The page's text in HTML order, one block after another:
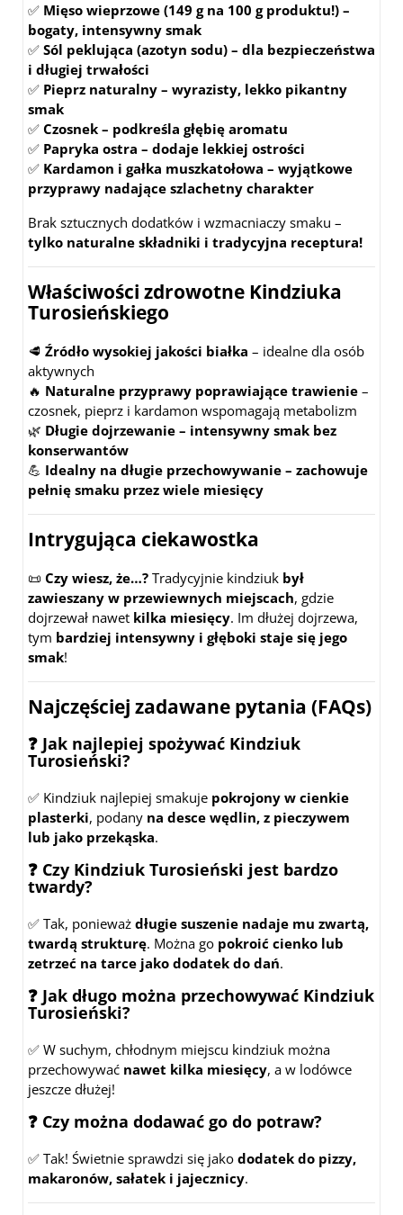
✅ Mięso wieprzowe (149 g na 100 g produktu!) –
bogaty, intensywny smak
✅ Sól peklująca (azotyn sodu) – dla bezpieczeństwa
i długiej trwałości
✅ Pieprz naturalny – wyrazisty, lekko pikantny
smak
✅ Czosnek – podkreśla głębię aromatu
✅ Papryka ostra – dodaje lekkiej ostrości
✅ Kardamon i gałka muszkatołowa – wyjątkowe
przyprawy nadające szlachetny charakter
Brak sztucznych dodatków i wzmacniaczy smaku –
tylko naturalne składniki i tradycyjna receptura!
Właściwości zdrowotne Kindziuka
Turosieńskiego
🥩 Źródło wysokiej jakości białka – idealne dla osób
aktywnych
🔥 Naturalne przyprawy poprawiające trawienie –
czosnek, pieprz i kardamon wspomagają metabolizm
🌿 Długie dojrzewanie – intensywny smak bez
konserwantów
💪 Idealny na długie przechowywanie – zachowuje
pełnię smaku przez wiele miesięcy
Intrygująca ciekawostka
📜 Czy wiesz, że…? Tradycyjnie kindziuk był
zawieszany w przewiewnych miejscach, gdzie
dojrzewał nawet kilka miesięcy. Im dłużej dojrzewa,
tym bardziej intensywny i głęboki staje się jego
smak!
Najczęściej zadawane pytania (FAQs)
❓ Jak najlepiej spożywać Kindziuk
Turosieński?
✅ Kindziuk najlepiej smakuje pokrojony w cienkie
plasterki, podany na desce wędlin, z pieczywem
lub jako przekąska.
❓ Czy Kindziuk Turosieński jest bardzo
twardy?
✅ Tak, ponieważ długie suszenie nadaje mu zwartą,
twardą strukturę. Można go pokroić cienko lub
zetrzeć na tarce jako dodatek do dań.
❓ Jak długo można przechowywać Kindziuk
Turosieński?
✅ W suchym, chłodnym miejscu kindziuk można
przechowywać nawet kilka miesięcy, a w lodówce
jeszcze dłużej!
❓ Czy można dodawać go do potraw?
✅ Tak! Świetnie sprawdzi się jako dodatek do pizzy,
makaronów, sałatek i jajecznicy.